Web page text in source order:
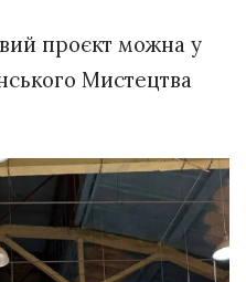
проєкт можна у
Мистецтва